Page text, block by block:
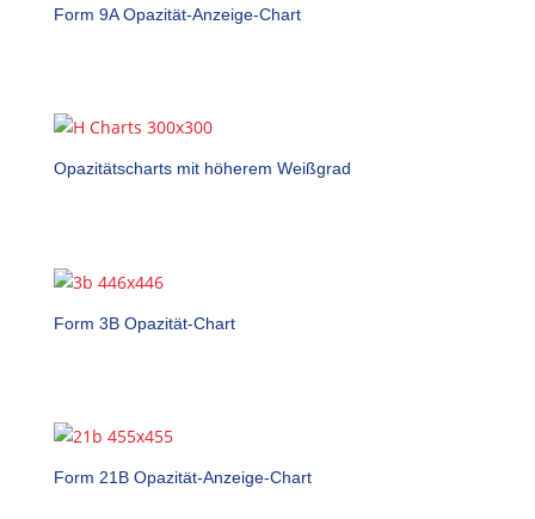
Form 9A Opazität-Anzeige-Chart
Opazitätscharts mit höherem Weißgrad
Form 3B Opazität-Chart
Form 21B Opazität-Anzeige-Chart